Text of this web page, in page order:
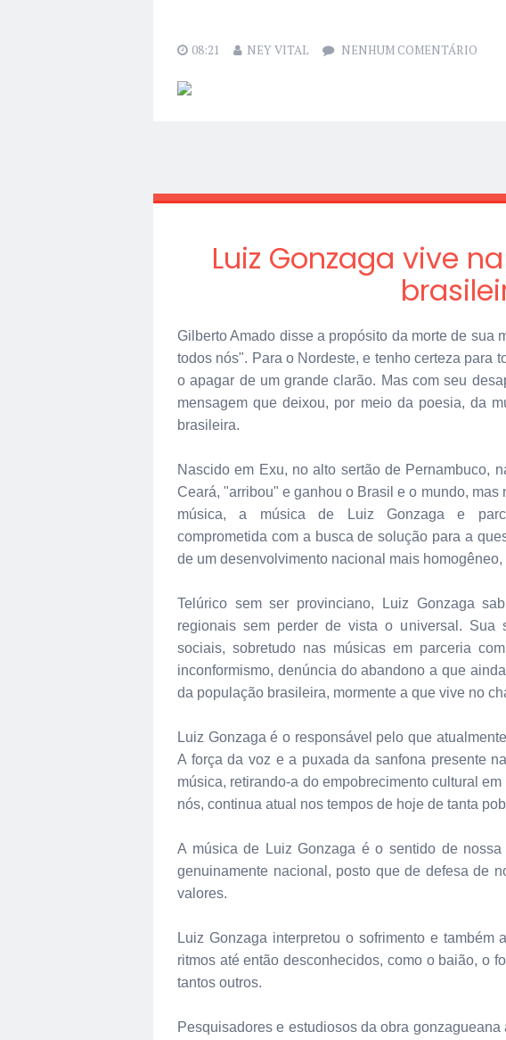
08:21 NEY VITAL NENHUM COMENTÁRIO
Luiz Gonzaga vive
Gilberto Amado disse a propósito da morte de sua
todos nós". Para o Nordeste, e tenho certeza para
o apagar de um grande clarão. Mas com seu
mensagem que deixou, por meio da poesia, da
brasileira.
Nascido em Exu, no alto sertão de Pernambuco,
Ceará, "arribou" e ganhou o Brasil e o mundo,
música, a música de Luiz Gonzaga e
comprometida com a busca de solução para a
de um desenvolvimento nacional mais
Telúrico sem ser provinciano, Luiz Gonzaga
regionais sem perder de vista o universal. Sua
sociais, sobretudo nas músicas em parceria
inconformismo, denúncia do abandono a que
da população brasileira, mormente a que vive no
Luiz Gonzaga é o responsável pelo que
A força da voz e a puxada da sanfona presente
música, retirando-a do empobrecimento cultural
nós, continua atual nos tempos de hoje de tanta
A música de Luiz Gonzaga é o sentido de
genuinamente nacional, posto que de defesa de
valores.
Luiz Gonzaga interpretou o sofrimento e
ritmos até então desconhecidos, como o baião, o
tantos outros.
Pesquisadores e estudiosos da obra